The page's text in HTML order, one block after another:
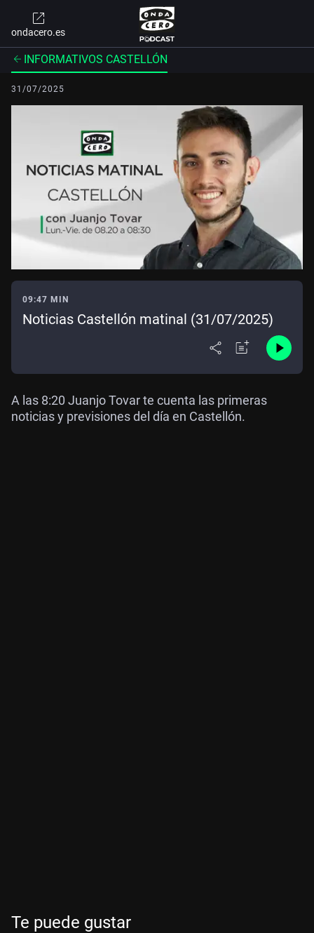
ondacero.es
INFORMATIVOS CASTELLÓN
31/07/2025
09:47 MIN
Noticias Castellón matinal (31/07/2025)
A las 8:20 Juanjo Tovar te cuenta las primeras
noticias y previsiones del día en Castellón.
Te puede gustar